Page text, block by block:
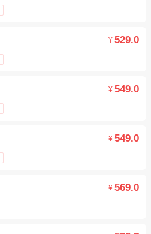
¥ 529.0
¥ 549.0
¥ 549.0
¥ 569.0